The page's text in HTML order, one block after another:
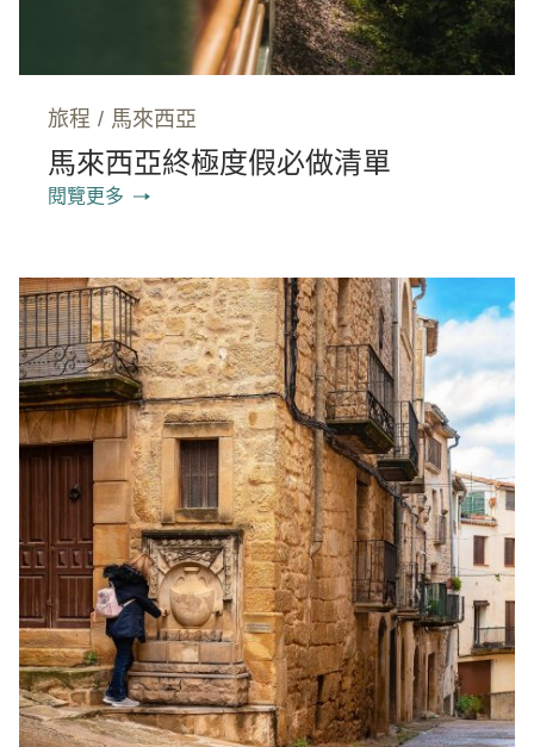
旅程 / 馬來西亞
馬來西亞終極度假必做清單
閱覽更多